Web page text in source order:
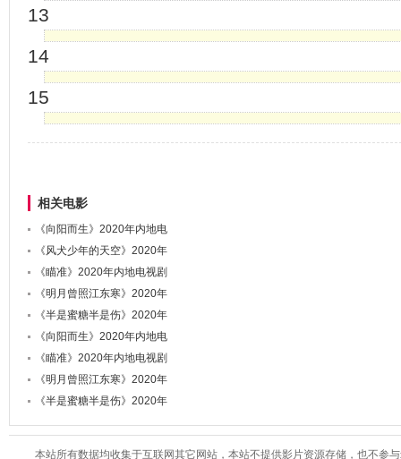
13
14
15
相关电影
《向阳而生》2020年内地电
《风犬少年的天空》2020年
《瞄准》2020年内地电视剧
《明月曾照江东寒》2020年
《半是蜜糖半是伤》2020年
《向阳而生》2020年内地电
《瞄准》2020年内地电视剧
《明月曾照江东寒》2020年
《半是蜜糖半是伤》2020年
本站所有数据均收集于互联网其它网站，本站不提供影片资源存储，也不参